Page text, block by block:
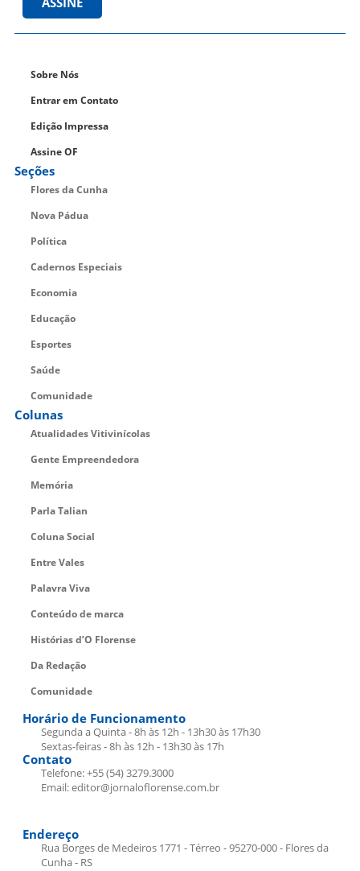
Sobre Nós
Entrar em Contato
Edição Impressa
Assine OF
Seções
Flores da Cunha
Nova Pádua
Política
Cadernos Especiais
Economia
Educação
Esportes
Saúde
Comunidade
Colunas
Atualidades Vitivinícolas
Gente Empreendedora
Memória
Parla Talian
Coluna Social
Entre Vales
Palavra Viva
Conteúdo de marca
Histórias d’O Florense
Da Redação
Comunidade
Horário de Funcionamento
Segunda a Quinta - 8h às 12h - 13h30 às 17h30
Sextas-feiras - 8h às 12h - 13h30 às 17h
Contato
Telefone: +55 (54) 3279.3000
Email: editor@jornaloflorense.com.br
Endereço
Rua Borges de Medeiros 1771 - Térreo - 95270-000 - Flores da
Cunha - RS